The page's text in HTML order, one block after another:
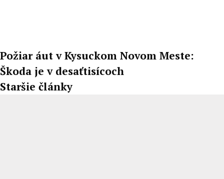
Požiar áut v Kysuckom Novom Meste:
Škoda je v desaťtisícoch
Staršie články